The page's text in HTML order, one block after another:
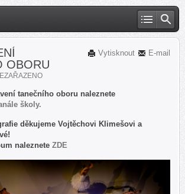
E-mail
Vytisknout
OBORU
tanečního oboru naleznete
školy.
děkujeme Vojtěchovi Klimešovi a
naleznete ZDE